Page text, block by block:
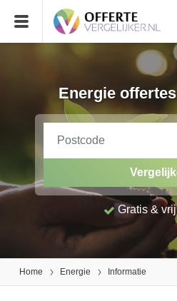
Energie
Gratis &
Home Energie Informatie